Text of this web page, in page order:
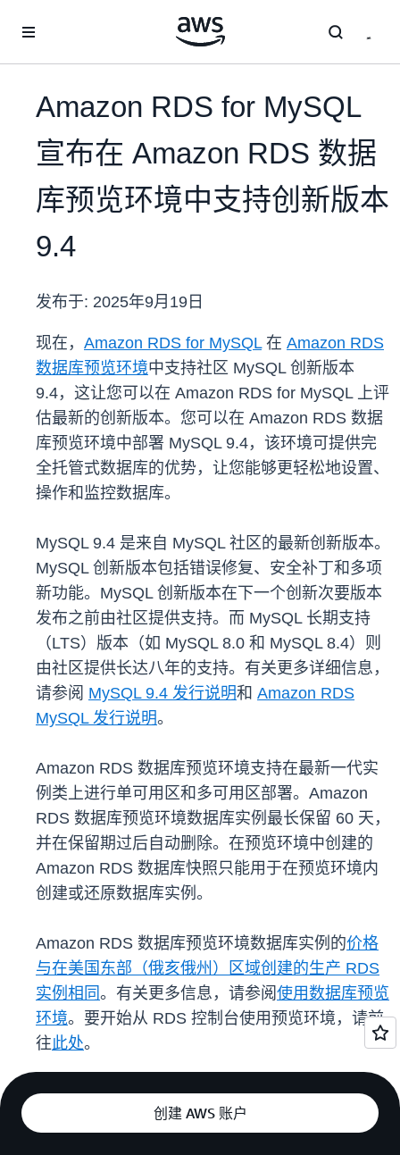
Amazon RDS for MySQL
宣布在 Amazon RDS 数据
库预览环境中支持创新版本
9.4
发布于: 2025年9月19日
现在， Amazon RDS for MySQL在 Amazon RDS
数据库预览环境中支持社区 MySQL 创新版本
9.4，这让您可以在 Amazon RDS for MySQL 上评
估最新的创新版本。您可以在 Amazon RDS 数据
库预览环境中部署 MySQL 9.4，该环境可提供完
全托管式数据库的优势，让您能够更轻松地设置、
操作和监控数据库。
MySQL 9.4 是来自 MySQL 社区的最新创新版本。
MySQL 创新版本包括错误修复、安全补丁和多项
新功能。MySQL 创新版本在下一个创新次要版本
发布之前由社区提供支持。而 MySQL 长期支持
（LTS）版本（如 MySQL 8.0 和 MySQL 8.4）则
由社区提供长达八年的支持。有关更多详细信息，
请参阅 MySQL 9.4 发行说明和 Amazon RDS
MySQL 发行说明。
Amazon RDS 数据库预览环境支持在最新一代实
例类上进行单可用区和多可用区部署。Amazon
RDS 数据库预览环境数据库实例最长保留 60 天，
并在保留期过后自动删除。在预览环境中创建的
Amazon RDS 数据库快照只能用于在预览环境内
创建或还原数据库实例。
Amazon RDS 数据库预览环境数据库实例的价格
与在美国东部（俄亥俄州）区域创建的生产 RDS
实例相同 。有关更多信息，请参阅 使用数据库预览
环境。要开始从 RDS 控制台使用预览环境，请前
往此处。
创建 AWS 账户